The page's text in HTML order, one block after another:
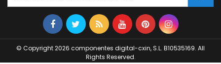
© Copyright 2026 componentes digital-cxin, S.L. B10535169. All
Rights Reserved.